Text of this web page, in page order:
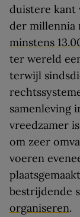
duistere kant
der millennia
minstens
ter wereld
terwijl
samenleving
vreedzamer
om zeer
voeren
bestrijdende
organiseren.